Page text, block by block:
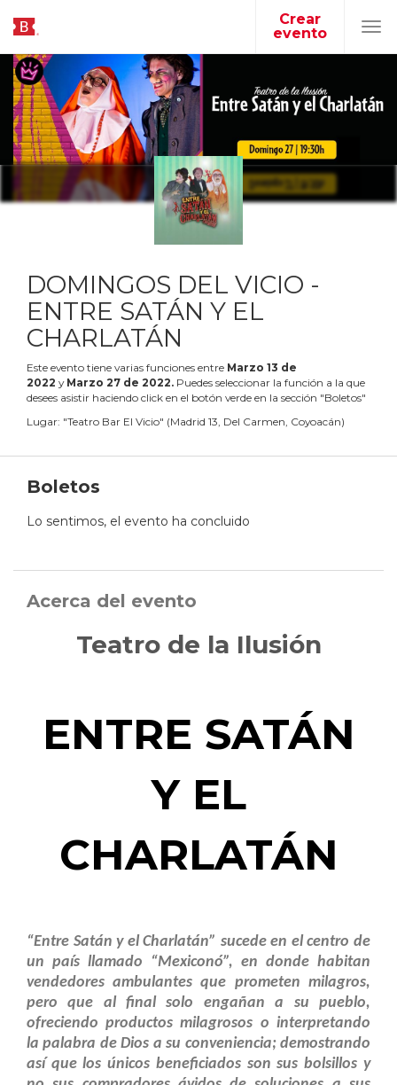
Crear
evento
DOMINGOS DEL VICIO -
ENTRE SATÁN Y EL
CHARLATÁN
Este evento tiene varias funciones entre Marzo 13 de
2022 y Marzo 27 de 2022. Puedes seleccionar la función a la que
desees asistir haciendo click en el botón verde en la sección "Boletos"
Lugar: "Teatro Bar El Vicio" (Madrid 13, Del Carmen, Coyoacán)
Boletos
Lo sentimos, el evento ha concluido
Acerca del evento
Teatro de la Ilusión
ENTRE SATÁN
Y EL
CHARLATÁN
“Entre Satán y el Charlatán” sucede en el centro de
un país llamado “Mexiconó”, en donde habitan
vendedores ambulantes que prometen milagros,
pero que al final solo engañan a su pueblo,
ofreciendo productos milagrosos o interpretando
la palabra de Dios a su conveniencia; demostrando
así que los únicos beneficiados son sus bolsillos y